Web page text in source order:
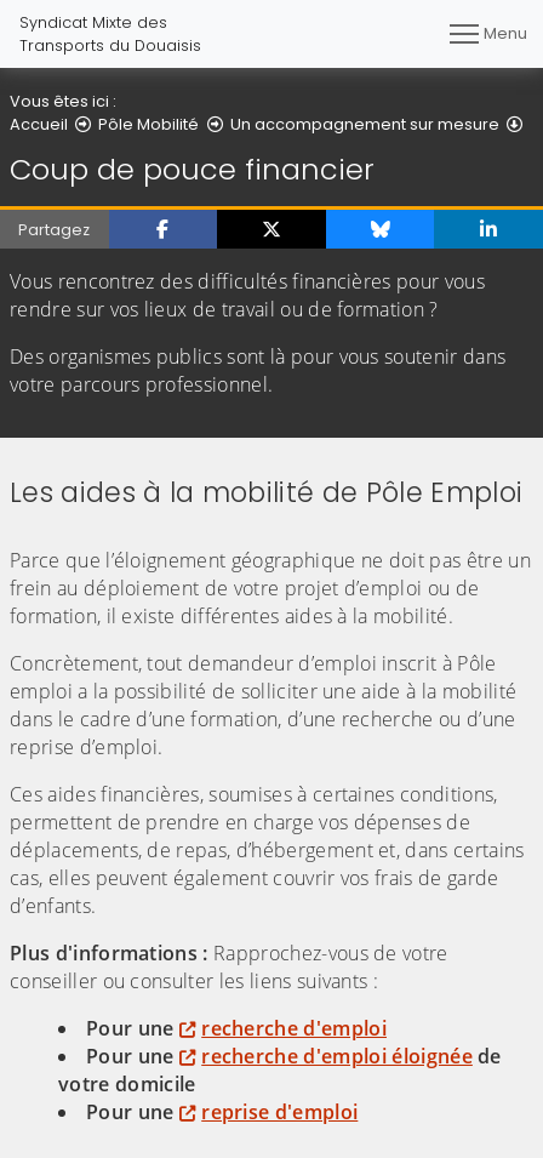
Syndicat Mixte des
Transports du Douaisis
Menu
Vous êtes ici :
Accueil
Pôle Mobilité Un accompagnement sur mesure
Coup de pouce financier
Partagez
Vous rencontrez des difficultés financières pour vous
rendre sur vos lieux de travail ou de formation ?
Des organismes publics sont là pour vous soutenir dans
votre parcours professionnel.
Les aides à la mobilité de Pôle Emploi
Parce que l’éloignement géographique ne doit pas être un
frein au déploiement de votre projet d’emploi ou de
formation, il existe différentes aides à la mobilité.
Concrètement, tout demandeur d’emploi inscrit à Pôle
emploi a la possibilité de solliciter une aide à la mobilité
dans le cadre d’une formation, d’une recherche ou d’une
reprise d’emploi.
Ces aides financières, soumises à certaines conditions,
permettent de prendre en charge vos dépenses de
déplacements, de repas, d’hébergement et, dans certains
cas, elles peuvent également couvrir vos frais de garde
d’enfants.
Plus d'informations : Rapprochez-vous de votre
conseiller ou consulter les liens suivants :
Pour une
recherche d'emploi
Pour une
recherche d'emploi éloignéede
votre domicile
Pour une
reprise d'emploi